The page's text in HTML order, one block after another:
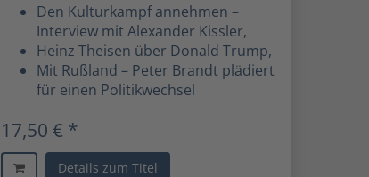
Den Kulturkampf annehmen –
Interview mit Alexander Kissler,
Heinz Theisen über Donald Trump,
Mit Rußland – Peter Brandt plädiert
für einen Politikwechsel
17,50 € *
Details zum Titel